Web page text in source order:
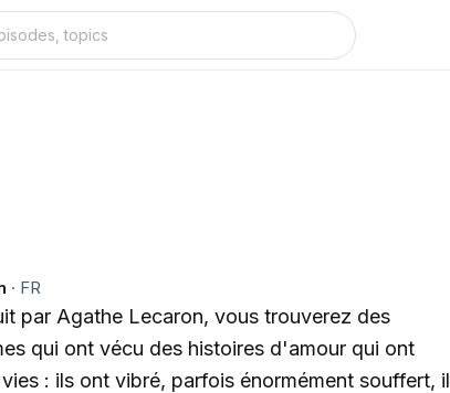
· FR
par Agathe Lecaron, vous trouverez des
qui ont vécu des histoires d'amour qui ont
: ils ont vibré, parfois énormément souffert, il